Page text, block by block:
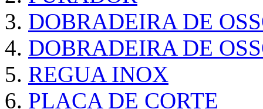
DOBRADEIRA DE
DOBRADEIRA DE
REGUA INOX
PLACA DE CORTE